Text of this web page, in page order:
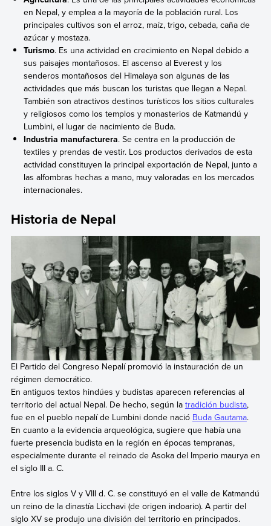
en Nepal, y emplea a la mayoría de la población rural. Los
principales cultivos son el arroz, maíz, trigo, cebada, caña de
azúcar y mostaza.
Turismo. Es una actividad en crecimiento en Nepal debido a
sus paisajes montañosos. El ascenso al Everest y los
senderos montañosos del Himalaya son algunas de las
actividades que más buscan los turistas que llegan a Nepal.
También son atractivos destinos turísticos los sitios culturales
y religiosos como los templos y monasterios de Katmandú y
Lumbini, el lugar de nacimiento de Buda.
Industria manufacturera. Se centra en la producción de
textiles y prendas de vestir. Los productos derivados de esta
actividad constituyen la principal exportación de Nepal, junto a
las alfombras hechas a mano, muy valoradas en los mercados
internacionales.
Historia de Nepal
El Partido del Congreso Nepalí promovió la instauración de un
régimen democrático.
En antiguos textos hindúes y budistas aparecen referencias al
territorio del actual Nepal. De hecho, según la tradición budista,
fue en el pueblo nepalí de Lumbini donde nació Buda Gautama.
En cuanto a la evidencia arqueológica, sugiere que había una
fuerte presencia budista en la región en épocas tempranas,
especialmente durante el reinado de Asoka del Imperio maurya en
el siglo III a. C.
Entre los siglos V y VIII d. C. se constituyó en el valle de Katmandú
un reino de la dinastía Licchavi (de origen indoario). A partir del
siglo XV se produjo una división del territorio en principados.